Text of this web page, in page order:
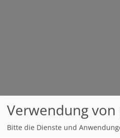
Verwendung
Bitte die Dienste und